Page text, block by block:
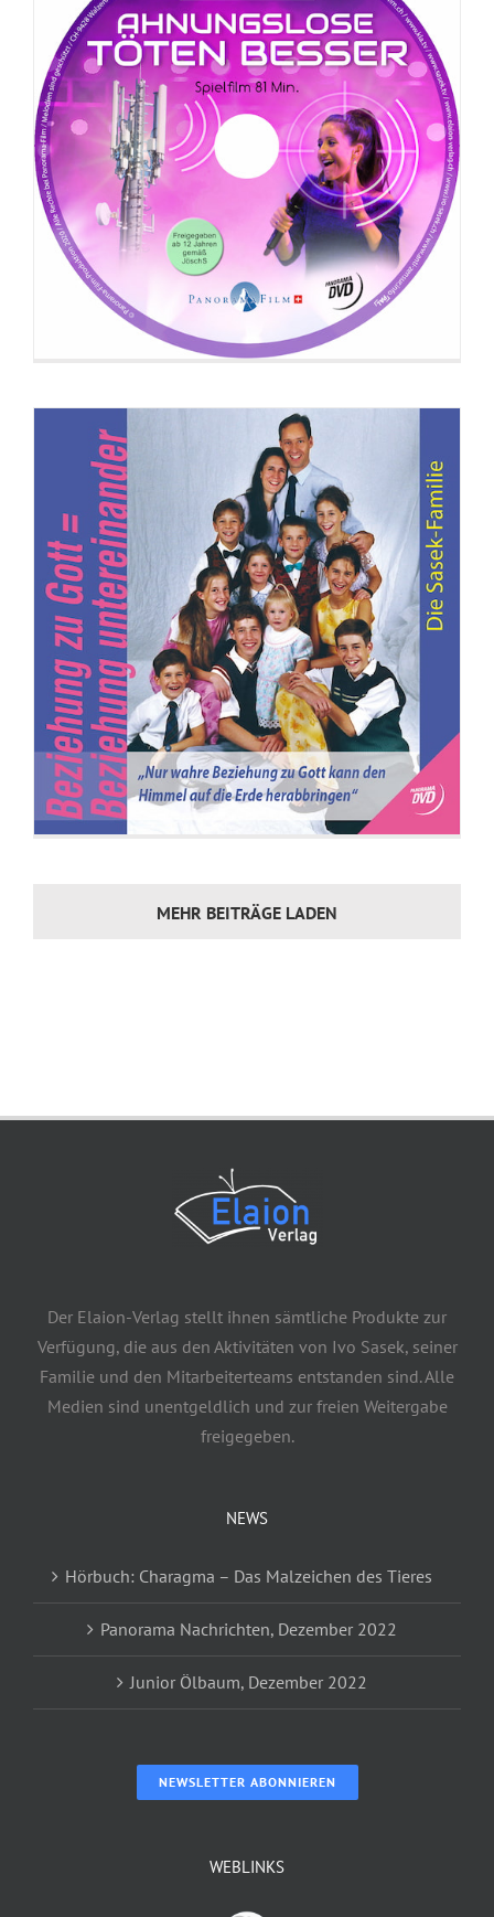
DVD: Beziehung zu Gott = Beziehung
untereinander
MEHR BEITRÄGE LADEN
Der Elaion-Verlag stellt ihnen sämtliche Produkte zur
Verfügung, die aus den Aktivitäten von Ivo Sasek, seiner
Familie und den Mitarbeiterteams entstanden sind. Alle
Medien sind unentgeldlich und zur freien Weitergabe
freigegeben.
NEWS
Hörbuch: Charagma – Das Malzeichen des Tieres
Panorama Nachrichten, Dezember 2022
Junior Ölbaum, Dezember 2022
NEWSLETTER ABONNIEREN
WEBLINKS